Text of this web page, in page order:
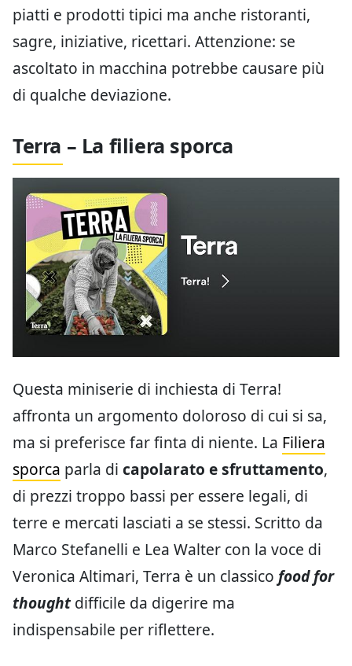
piatti e prodotti tipici ma anche ristoranti,
sagre, iniziative, ricettari. Attenzione: se
ascoltato in macchina potrebbe causare più
di qualche deviazione.
Terra – La filiera sporca
Questa miniserie di inchiesta di Terra!
affronta un argomento doloroso di cui si sa,
ma si preferisce far finta di niente. La Filiera
sporca parla di capolarato e sfruttamento,
di prezzi troppo bassi per essere legali, di
terre e mercati lasciati a se stessi. Scritto da
Marco Stefanelli e Lea Walter con la voce di
Veronica Altimari, Terra è un classico food for
thoughtdifficile da digerire ma
indispensabile per riflettere.